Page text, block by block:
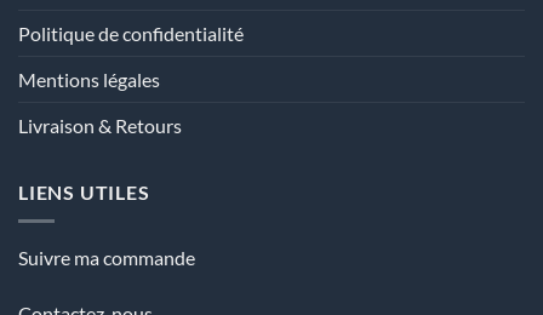
Politique de confidentialité
Mentions légales
Livraison & Retours
LIENS UTILES
Suivre ma commande